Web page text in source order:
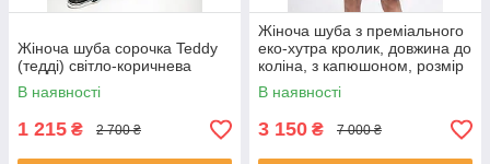
Жіноча шуба сорочка Teddy
(тедді) світло-коричнева
В наявності
1 215 ₴ 2 700 ₴
Жіноча шуба з преміального
еко-хутра кролик, довжина до
коліна, з капюшоном, розмір
52
В наявності
3 150 ₴ 7 000 ₴